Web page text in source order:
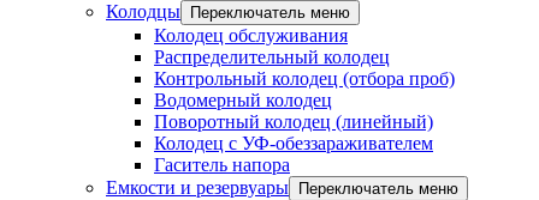
Колодцы
Переключатель меню
Колодец обслуживания
Распределительный колодец
Контрольный колодец (отбора проб)
Водомерный колодец
Поворотный колодец (линейный)
Колодец с УФ-обеззараживателем
Гаситель напора
Емкости и резервуары
Переключатель меню